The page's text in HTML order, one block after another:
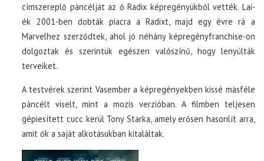
címszereplő páncélját az ő Radix képregényükből vették. Lai-
ék 2001-ben dobták piacra a Radixt, majd egy évre rá a
Marvelhez szerződtek, ahol jó néhány képregényfranchise-on
dolgoztak és szerintük egészen valószínű, hogy lenyúlták
terveiket.
A testvérek szerint Vasember a képregényekben kissé másféle
páncélt viselt, mint a mozis verzióban. A filmben teljesen
gépiesített cucc kerül Tony Starka, amely erősen hasonlít arra,
amit ők a saját alkotásukban kitaláltak.